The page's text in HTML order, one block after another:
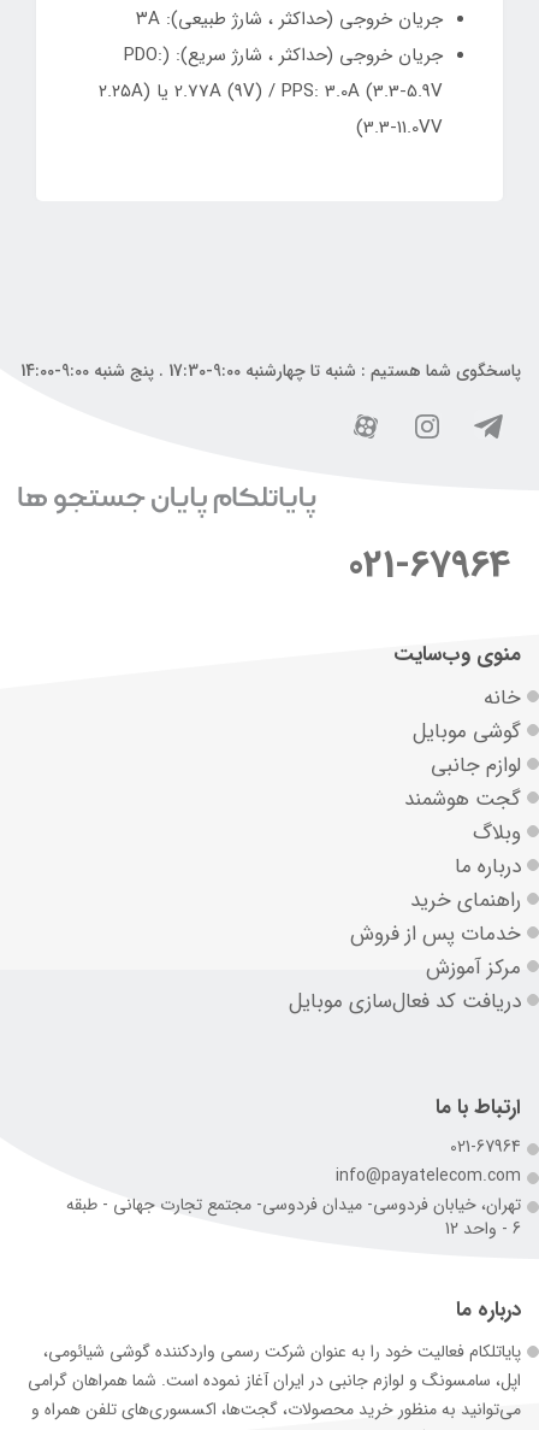
جریان خروجی (حداکثر ، شارژ طبیعی): ۳A
جریان خروجی (حداکثر ، شارژ سریع): (PDO:
2.77A (9V) / PPS: 3.0A (3.3-5.9V یا (۲.۲۵A
(3.3-11.0VV
پاسخگوی شما هستیم : شنبه تا چهارشنبه 9:00-17:30 . پنج شنبه 9:00-14:00
021-67964
منوی وب‌سایت
خانه
گوشی موبایل
لوازم جانبی
گجت هوشمند
وبلاگ
درباره ما
راهنمای خرید
خدمات پس از فروش
مرکز آموزش
دریافت کد فعال‌سازی موبایل
ارتباط با ما
021-67964
info@payatelecom.com
تهران، خیابان فردوسی- میدان فردوسی- مجتمع تجارت جهانی - طبقه
6 - واحد 12
درباره ما
پایاتلکام فعالیت خود را به عنوان شرکت رسمی وارد‌کننده گوشی شیائومی،
اپل، سامسونگ و لوازم جانبی در ایران آغاز نموده است. شما همراهان گرامی
می‌توانید به منظور خرید محصولات، گجت‌ها، اکسسوری‌های تلفن همراه و